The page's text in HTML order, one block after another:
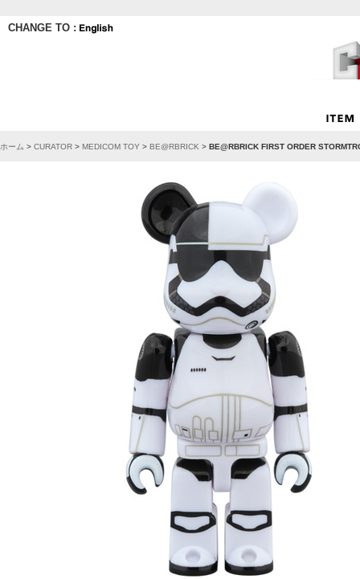
CHANGE TO :
ホーム > CURATOR > MEDICOM TOY > BE@RBRICK > BE@RBRICK FIRST ORDER